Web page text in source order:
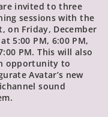
invited to three
sessions with the
on Friday, December
5:00 PM, 6:00 PM,
PM. This will also
opportunity to
Avatar’s new
sound